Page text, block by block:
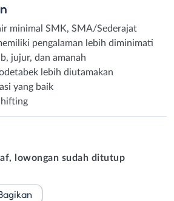
minimal SMK, SMA/Sederajat
pengalaman lebih diminimati
jujur, dan amanah
lebih diutamakan
yang baik
lowongan sudah ditutup